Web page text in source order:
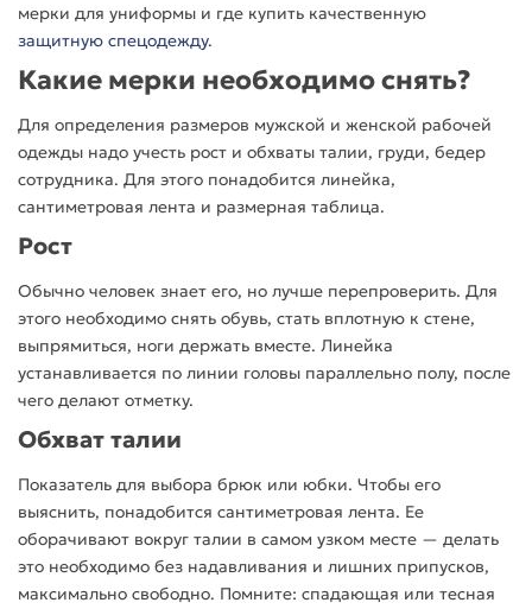
мерки для униформы и где купить качественную
защитную спецодежду.
Какие мерки необходимо снять?
Для определения размеров мужской и женской рабочей
одежды надо учесть рост и обхваты талии, груди, бедер
сотрудника. Для этого понадобится линейка,
сантиметровая лента и размерная таблица.
Рост
Обычно человек знает его, но лучше перепроверить. Для
этого необходимо снять обувь, стать вплотную к стене,
выпрямиться, ноги держать вместе. Линейка
устанавливается по линии головы параллельно полу, после
чего делают отметку.
Обхват талии
Показатель для выбора брюк или юбки. Чтобы его
выяснить, понадобится сантиметровая лента. Ее
оборачивают вокруг талии в самом узком месте — делать
это необходимо без надавливания и лишних припусков,
максимально свободно. Помните: спадающая или тесная